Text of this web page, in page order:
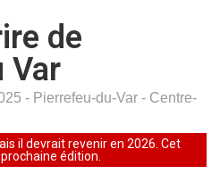
de
Var
- Pierrefeu-du-Var - Centre-
il devrait revenir en 2026. Cet
édition.